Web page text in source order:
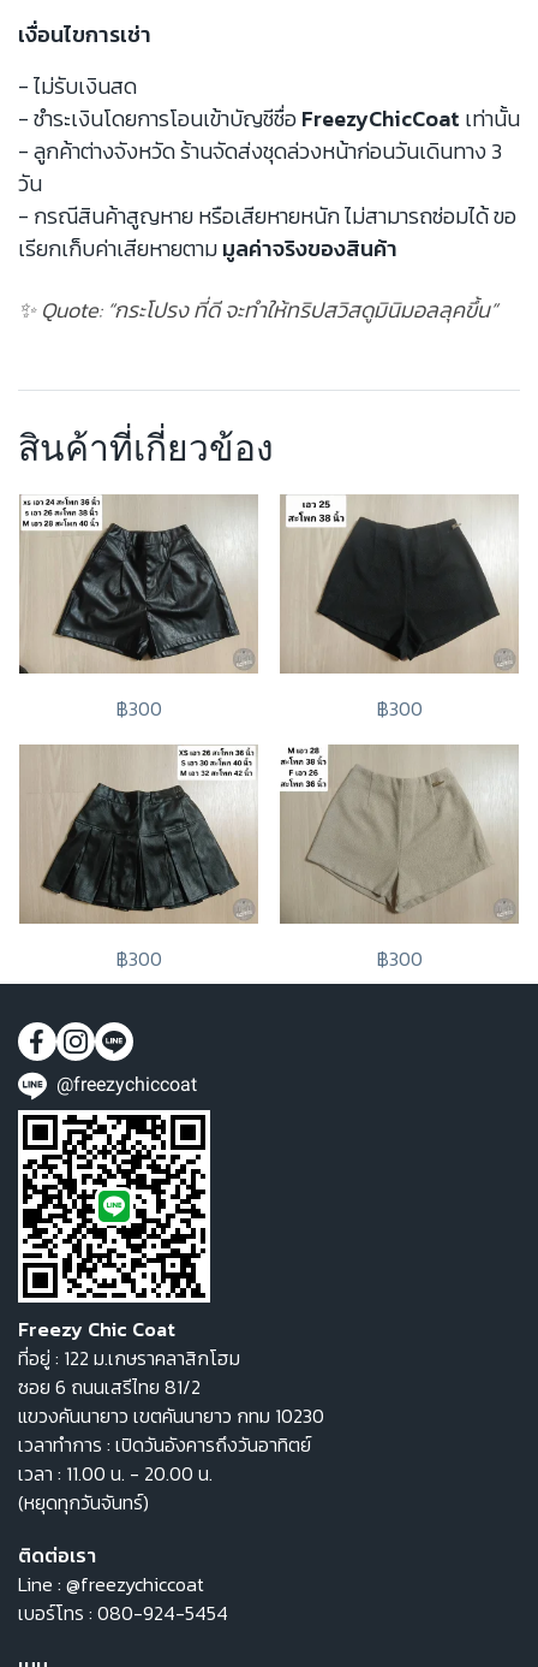
เงื่อนไขการเช่า
- ไม่รับเงินสด
- ชำระเงินโดยการโอนเข้าบัญชีชื่อFreezyChicCoat เท่านั้น
- ลูกค้าต่างจังหวัด ร้านจัดส่งชุดล่วงหน้าก่อนวันเดินทาง 3
วัน
- กรณีสินค้าสูญหาย หรือเสียหายหนัก ไม่สามารถซ่อมได้ ขอ
เรียกเก็บค่าเสียหายตามมูลค่าจริงของสินค้า
✨ Quote: “กระโปรง ที่ดี จะทำให้ทริปสวิสดูมินิมอลลุคขึ้น”
สินค้าที่เกี่ยวข้อง
฿300 ฿300
฿300 ฿300
@freezychiccoat
Freezy Chic Coat
ที่อยู่ : 122 ม.เกษราคลาสิกโฮม
ซอย 6 ถนนเสรีไทย 81/2
แขวงคันนายาว เขตคันนายาว กทม 10230
เวลาทำการ : เปิดวันอังคารถึงวันอาทิตย์
เวลา : 11.00 น. - 20.00 น.
(หยุดทุกวันจันทร์)
ติดต่อเรา
Line : @freezychiccoat
เบอร์โทร : 080-924-5454